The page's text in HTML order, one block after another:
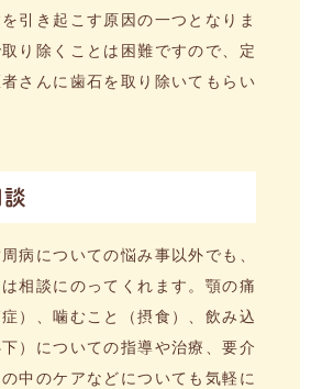
引き起こす原因の一つとなりま
り除くことは困難ですので、定
さんに歯石を取り除いてもらい
病についての悩み事以外でも、
相談にのってくれます。顎の痛
）、噛むこと（摂食）、飲み込
）についての指導や治療、要介
中のケアなどについても気軽に